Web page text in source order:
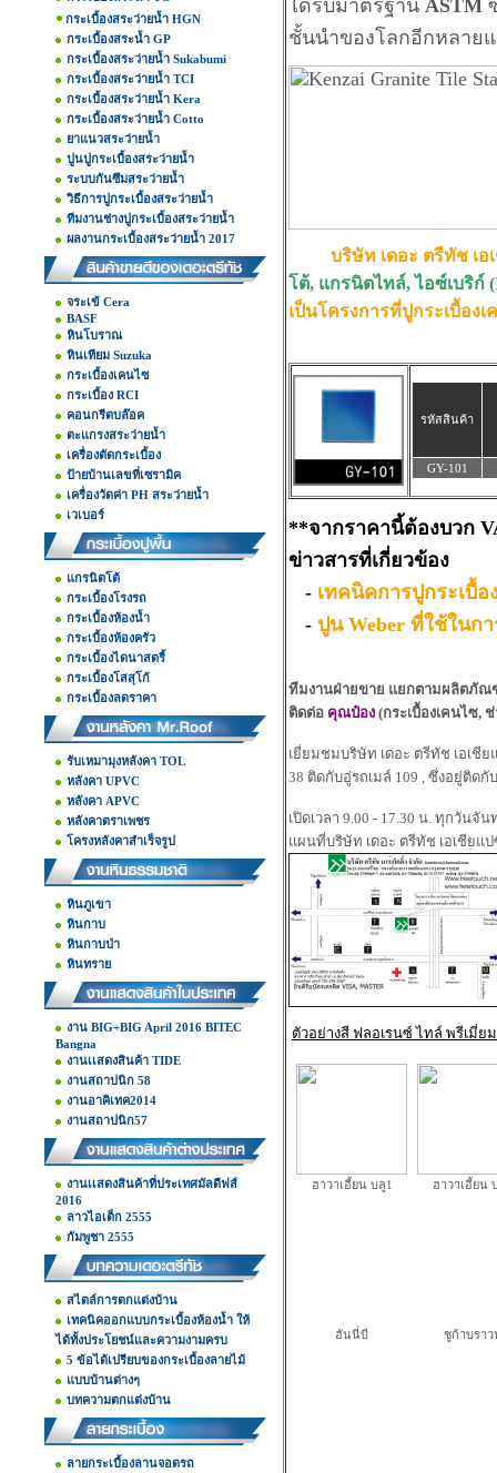
กระเบื้องสระว่ายน้ำ HGN
กระเบื้องสระน้ำ GP
กระเบื้องสระว่ายน้ำ Sukabumi
กระเบื้องสระว่ายน้ำ TCI
กระเบื้องสระว่ายน้ำ Kera
กระเบื้องสระว่ายน้ำ Cotto
ยาแนวสระว่ายน้ำ
ปูนปูกระเบื้องสระว่ายน้ำ
ระบบกันซึมสระว่ายน้ำ
วิธีการปูกระเบื้องสระว่ายน้ำ
ทีมงานช่างปูกระเบื้องสระว่ายน้ำ
ผลงานกระเบื้องสระว่ายน้ำ 2017
จระเข้ Cera
BASF
หินโบราณ
หินเทียม Suzuka
กระเบื้องเคนไซ
กระเบื้อง RCI
คอนกรีตบล๊อค
ตะแกรงสระว่ายน้ำ
เครื่องตัดกระเบื้อง
ป้ายบ้านเลขที่เซรามิค
เครื่องวัดค่า PH สระว่ายน้ำ
เวเบอร์
แกรนิตโต้
กระเบื้องโรงรถ
กระเบื้องห้องน้ำ
กระเบื้องห้องครัว
กระเบื้องไดนาสตรี้
กระเบื้องโสสุโก้
กระเบื้องลดราคา
รับเหมามุงหลังคา TOL
หลังคา UPVC
หลังคา APVC
หลังคาตราเพชร
โครงหลังคาสำเร็จรูป
หินภูเขา
หินกาบ
หินกาบป่า
หินทราย
งาน BIG+BIG April 2016 BITEC
Bangna
งานเเสดงสินค้า TIDE
งานสถาปนิก 58
งานอาคิเทค2014
งานสถาปนิก57
งานเเสดงสินค้าที่ประเทศมัลดีฟส์
2016
ลาวไอเต็ก 2555
กัมพูชา 2555
สไตล์การตกแต่งบ้าน
เทคนิคออกแบบกระเบื้องห้องน้ำ ให้
ได้ทั้งประโยชน์และความงามครบ
5 ข้อได้เปรียบของกระเบื้องลายไม้
แบบบ้านต่างๆ
บทความตกแต่งบ้าน
ลายกระเบื้องลานจอดรถ
ได้รับมาตรฐาน ASTM
ชั้นนำของโลกอีกหลาย
บริษัท เดอะ ตรีทัช เ
โต้, แกรนิตไทล์, ไอซ์เบริก์
เป็นโครงการที่ปูกระเบื้อง
รหัสสินค้า
GY-101
**จากราคานี้ต้องบวก
ข่าวสารที่เกี่ยวข้อง
- เทคนิคการปูกระเบื้อ
- ปูน Weber ที่ใช้ในก
ทีมงานฝ่ายขาย แยกตามผลิตภัณ
ติดต่อ คุณป๋อง (กระเบื้องเคนไซ,
เยี่ยมชมบริษัท เดอะ ตรีทัช เอเชี
38 ติดกับอู่รถเมล์ 109 , ซึ่งอยู่ติด
เปิดเวลา 9.00 - 17.30 น. ทุกวันจั
แผนที่บริษัท เดอะ ตรีทัช เอเชียแ
ตัวอย่างสี ฟลอเรนซ์ ไทล์ พรีเมี่ยม
ฮาวาเอี้ยน บลู1 ฮาวาเอี้ยน
ฮันนี่บี ชูก้าบราว